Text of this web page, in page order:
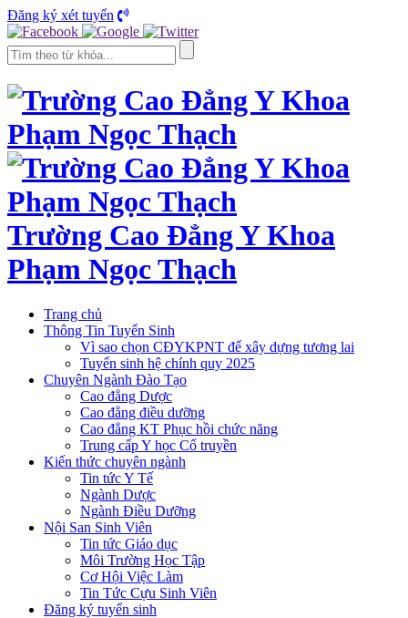
Đăng ký xét tuyển
Trường Cao Đẳng Y Khoa
Phạm Ngọc Thạch
Trang chủ
Thông Tin Tuyển Sinh
Vì sao chọn CĐYKPNT để xây dựng tương lai
Tuyển sinh hệ chính quy 2025
Chuyên Ngành Đào Tạo
Cao đẳng Dược
Cao đẳng điều dưỡng
Cao đẳng KT Phục hồi chức năng
Trung cấp Y học Cổ truyền
Kiến thức chuyên ngành
Tin tức Y Tế
Ngành Dược
Ngành Điều Dưỡng
Nội San Sinh Viên
Tin tức Giáo dục
Môi Trường Học Tập
Cơ Hội Việc Làm
Tin Tức Cựu Sinh Viên
Đăng ký tuyển sinh